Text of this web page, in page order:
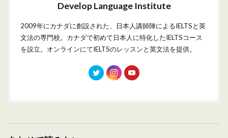
Develop Language Institute
2009年にカナダに創設された、日本人講師陣によるIELTSと英
文法の専門校。カナダで初めて日本人に特化したIELTSコース
を設立。オンラインにてIELTSのレッスンと英文法を提供。